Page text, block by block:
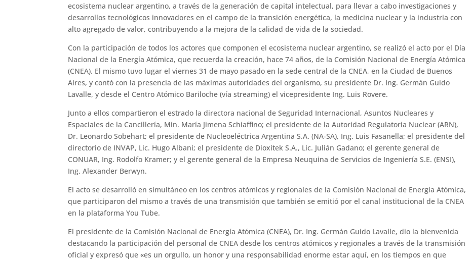
ecosistema nuclear argentino, a través de la generación de capital intelectual, para llevar a cabo investigaciones y
desarrollos tecnológicos innovadores en el campo de la transición energética, la medicina nuclear y la industria con
alto agregado de valor, contribuyendo a la mejora de la calidad de vida de la sociedad.
Con la participación de todos los actores que componen el ecosistema nuclear argentino, se realizó el acto por el Día
Nacional de la Energía Atómica, que recuerda la creación, hace 74 años, de la Comisión Nacional de Energía Atómica
(CNEA). El mismo tuvo lugar el viernes 31 de mayo pasado en la sede central de la CNEA, en la Ciudad de Buenos
Aires, y contó con la presencia de las máximas autoridades del organismo, su presidente Dr. Ing. Germán Guido
Lavalle, y desde el Centro Atómico Bariloche (vía streaming) el vicepresidente Ing. Luis Rovere.
Junto a ellos compartieron el estrado la directora nacional de Seguridad Internacional, Asuntos Nucleares y
Espaciales de la Cancillería, Min. María Jimena Schiaffino; el presidente de la Autoridad Regulatoria Nuclear (ARN),
Dr. Leonardo Sobehart; el presidente de Nucleoeléctrica Argentina S.A. (NA-SA), Ing. Luis Fasanella; el presidente del
directorio de INVAP, Lic. Hugo Albani; el presidente de Dioxitek S.A., Lic. Julián Gadano; el gerente general de
CONUAR, Ing. Rodolfo Kramer; y el gerente general de la Empresa Neuquina de Servicios de Ingeniería S.E. (ENSI),
Ing. Alexander Berwyn.
El acto se desarrolló en simultáneo en los centros atómicos y regionales de la Comisión Nacional de Energía Atómica,
que participaron del mismo a través de una transmisión que también se emitió por el canal institucional de la CNEA
en la plataforma You Tube.
El presidente de la Comisión Nacional de Energía Atómica (CNEA), Dr. Ing. Germán Guido Lavalle, dio la bienvenida
destacando la participación del personal de CNEA desde los centros atómicos y regionales a través de la transmisión
oficial y expresó que «es un orgullo, un honor y una responsabilidad enorme estar aquí, en los tiempos en que